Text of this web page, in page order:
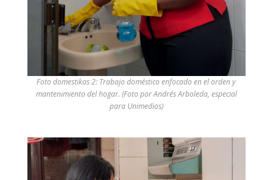
Foto domestikas 2: Trabajo doméstico enfocado en el orden y
mantenimiento del hogar. (Foto por Andrés Arboleda, especial
para Unimedios)